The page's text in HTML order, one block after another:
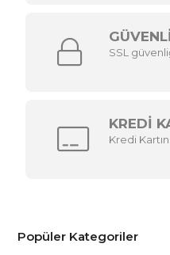
SSL
KREDİ
Kredi
Popüler Kategoriler